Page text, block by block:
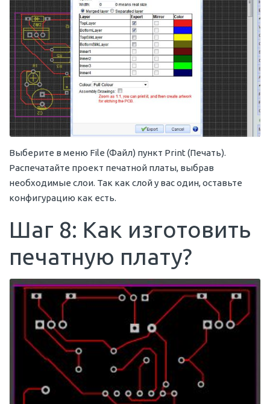
Выберите в меню File (Файл) пункт Print (Печать).
Распечатайте проект печатной платы, выбрав
необходимые слои. Так как слой у вас один, оставьте
конфигурацию как есть.
Шаг 8: Как изготовить
печатную плату?